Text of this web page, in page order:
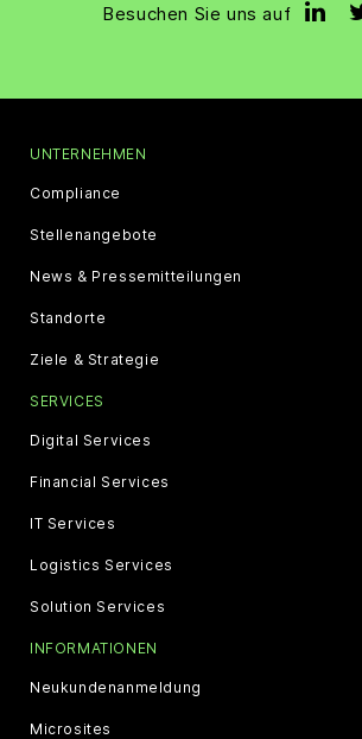
Besuchen Sie uns auf
UNTERNEHMEN
Compliance
Stellenangebote
News & Pressemitteilungen
Standorte
Ziele & Strategie
SERVICES
Digital Services
Financial Services
IT Services
Logistics Services
Solution Services
INFORMATIONEN
Neukundenanmeldung
Microsites